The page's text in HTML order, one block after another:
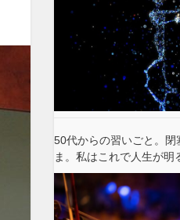
50代からの習いごと。閉
ま。私はこれで人生が明